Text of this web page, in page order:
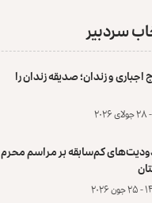
سردبیر
اجباری و زندان؛ صدیقه زندان را
کم‌سابقه بر مراسم محرم